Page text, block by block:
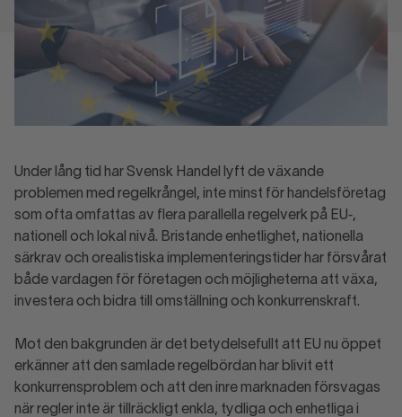
Under lång tid har Svensk Handel lyft de växande
problemen med regelkrångel, inte minst för handelsföretag
som ofta omfattas av flera parallella regelverk på EU‑,
nationell och lokal nivå. Bristande enhetlighet, nationella
särkrav och orealistiska implementeringstider har försvårat
både vardagen för företagen och möjligheterna att växa,
investera och bidra till omställning och konkurrenskraft.
Mot den bakgrunden är det betydelsefullt att EU nu öppet
erkänner att den samlade regelbördan har blivit ett
konkurrensproblem och att den inre marknaden försvagas
när regler inte är tillräckligt enkla, tydliga och enhetliga i